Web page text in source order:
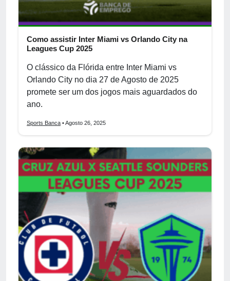
Como assistir Inter Miami vs Orlando City na
Leagues Cup 2025
O clássico da Flórida entre Inter Miami vs
Orlando City no dia 27 de Agosto de 2025
promete ser um dos jogos mais aguardados do
ano.
Sports Banca • Agosto 26, 2025